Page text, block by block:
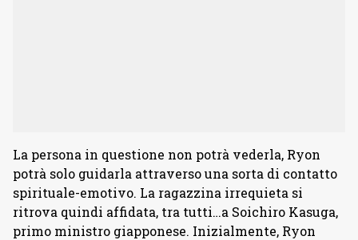
La persona in questione non potrà vederla, Ryon
potrà solo guidarla attraverso una sorta di contatto
spirituale-emotivo. La ragazzina irrequieta si
ritrova quindi affidata, tra tutti…a Soichiro Kasuga,
primo ministro giapponese. Inizialmente, Ryon